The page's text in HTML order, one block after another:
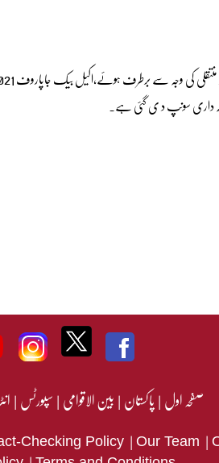
برطرف ہوئے،اکیل بیک جاپاروف 2021 سے وزیرِ اعظم تھے۔
داری سونپ د ی گئی ہے۔
صفحہ اول|پاکستان|بین الاقوامی|سپورٹس|
Checking Policy | Our Team |